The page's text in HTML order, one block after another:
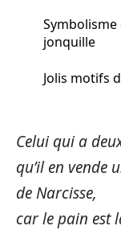
jonquille
Jolis motifs
Celui qui a
qu’il en vende
de Narcisse,
car le pain est